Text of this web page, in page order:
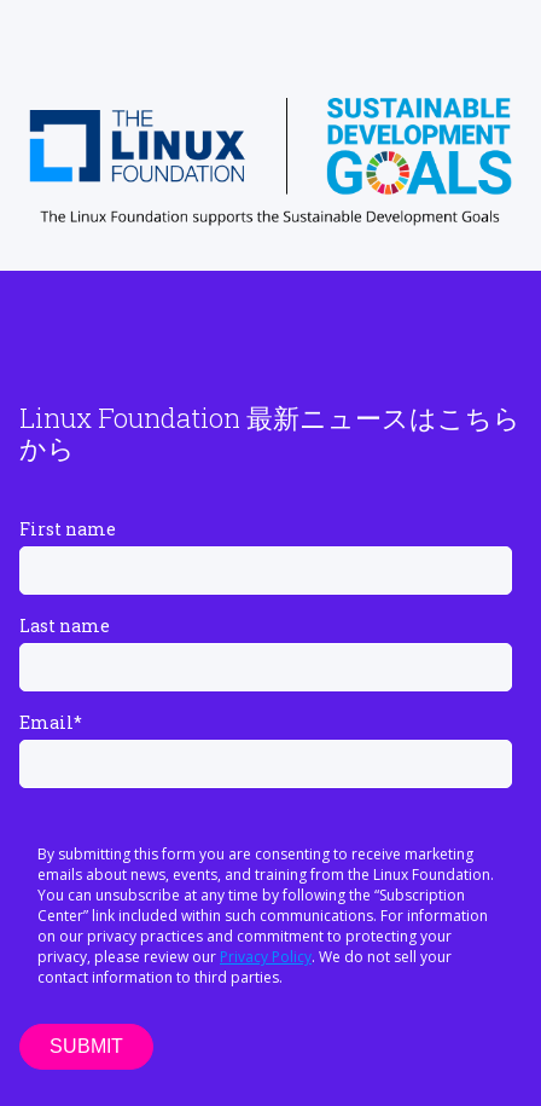
Linux Foundation 最新ニュースはこちら
から
First name
Last name
Email*
By submitting this form you are consenting to receive marketing
emails about news, events, and training from the Linux Foundation.
You can unsubscribe at any time by following the “Subscription
Center” link included within such communications. For information
on our privacy practices and commitment to protecting your
privacy, please review our Privacy Policy. We do not sell your
contact information to third parties.